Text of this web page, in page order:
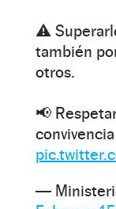
⚠️
también
otros.
📢
—